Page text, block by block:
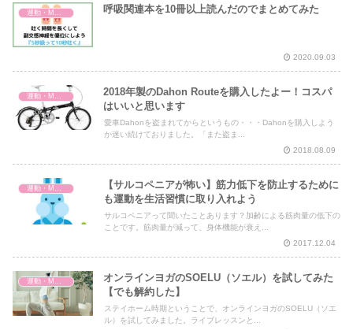
呼吸関連本を10冊以上読んだのでまとめてみた
2020.09.03
2018年製のDahon Routeを購入したよー！コスパ
はいいと思います
愛車Dahonを盗まれてからというもの・・・Dahonを購入しよう
か迷い続けておりました。「また盗ま...
2018.08.09
運動・MMA・身体づくり
【サルコペニアが怖い】筋力低下を防止するために
も運動を生活習慣に取り入れよう
サルコペニアって聞いたことあります？加齢による筋肉量の低下の
ことです。筋肉量が減って、身体機能が衰え...
2017.12.04
運動・MMA・身体づくり
オンラインヨガのSOELU（ソエル）を試してみた
【でも解約した】
ステイホーム時期ということで、オンラインヨガのSOELU（ソエ
ル）を試してみました。ライブレッスンと...